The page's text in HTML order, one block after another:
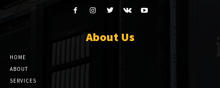
About Us
HOME
ABOUT
SERVICES